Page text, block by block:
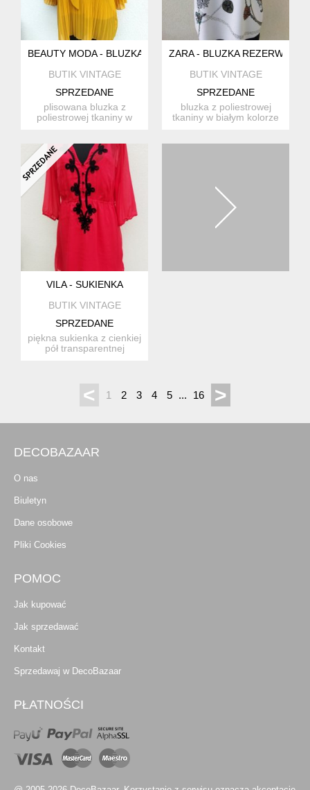
BEAUTY MODA - BLUZKA R
BUTIK VINTAGE
SPRZEDANE
plisowana bluzka z
poliestrowej tkaniny w
ZARA - BLUZKA REZERWACJA
BUTIK VINTAGE
SPRZEDANE
bluzka z poliestrowej
tkaniny w białym kolorze
VILA - SUKIENKA
BUTIK VINTAGE
SPRZEDANE
piękna sukienka z cienkiej
pół transparentnej
< 1 2 3 4 5 ... 16 >
DECOBAZAAR
O nas
Biuletyn
Dane osobowe
Pliki Cookies
POMOC
Jak kupować
Jak sprzedawać
Kontakt
Sprzedawaj w DecoBazaar
PŁATNOŚCI